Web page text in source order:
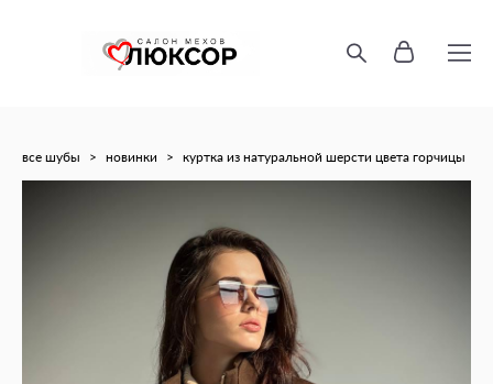
все шубы > новинки > куртка из натуральной шерсти цвета горчицы